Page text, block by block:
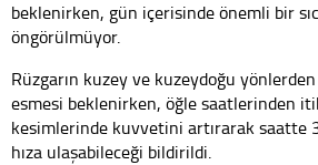
beklenirken, gün içerisinde önemli bir
öngörülmüyor.
Rüzgarın kuzey ve kuzeydoğu
esmesi beklenirken, öğle saatlerinden
kesimlerinde kuvvetini artırarak saatte
hıza ulaşabileceği bildirildi.